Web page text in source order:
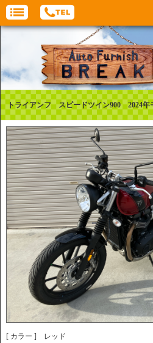
トライアンフ スピードツイン900 2024
[ カラー ] レッド